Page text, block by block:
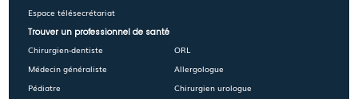
Espace télésecrétariat
Trouver un professionnel de santé
Chirurgien-dentiste
Médecin généraliste
Pédiatre
ORL
Allergologue
Chirurgien urologue